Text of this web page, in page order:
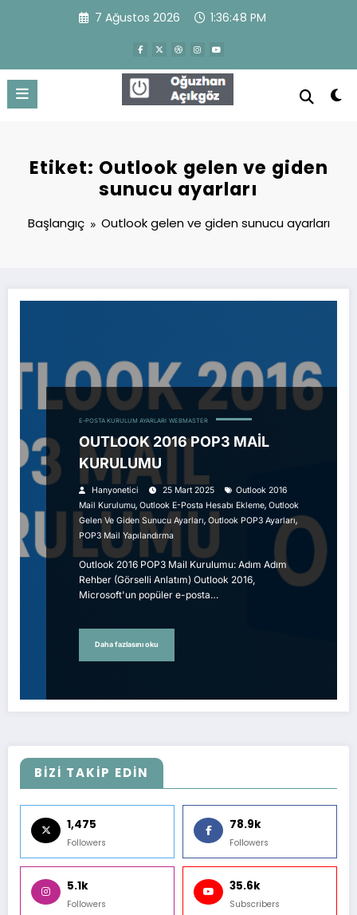
7 Ağustos 2026 1:36:48 PM
Etiket: Outlook gelen ve giden
sunucu ayarları
Başlangıç Outlook gelen ve giden sunucu ayarları
E-POSTA KURULUM AYARLARI WEBMASTER
OUTLOOK 2016 POP3 MAİL
KURULUMU
Hanyonetici 25 Mart 2025
Outlook 2016
Mail Kurulumu, Outlook E-Posta Hesabı Ekleme, Outlook
Gelen Ve Giden Sunucu Ayarları, Outlook POP3 Ayarları,
POP3 Mail Yapılandırma
Outlook 2016 POP3 Mail Kurulumu: Adım Adım
Rehber (Görselli Anlatım) Outlook 2016,
Microsoft'un popüler e-posta…
Daha fazlasını oku
BİZİ TAKİP EDİN
1,475
Followers
78.9k
Followers
5.1k
Followers
35.6k
Subscribers